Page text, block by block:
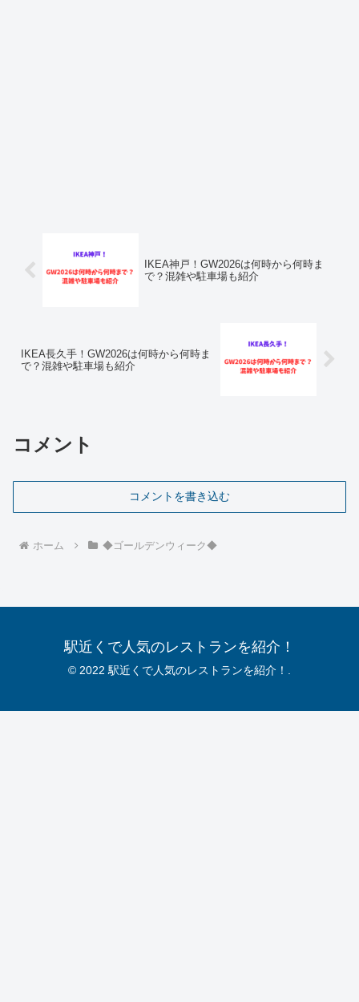
IKEA神戸！GW2026は何時から何時ま
で？混雑や駐車場も紹介
IKEA長久手！GW2026は何時から何時ま
で？混雑や駐車場も紹介
コメント
コメントを書き込む
ホーム ◆ゴールデンウィーク◆
駅近くで人気のレストランを紹介！
© 2022 駅近くで人気のレストランを紹介！.